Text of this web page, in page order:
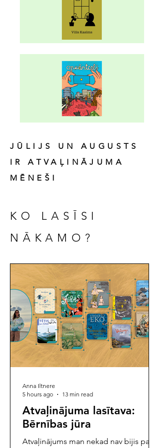
JŪLIJS UN AUGUSTS
IR ATVAĻINĀJUMA
MĒNEŠI
KO LASĪSI
NĀKAMO?
Atvaļinājuma lasītava:
Bērnības jūra
Atvaļinājums man nekad nav bijis par
Anna Iltnere
5 hours ago
13 min read